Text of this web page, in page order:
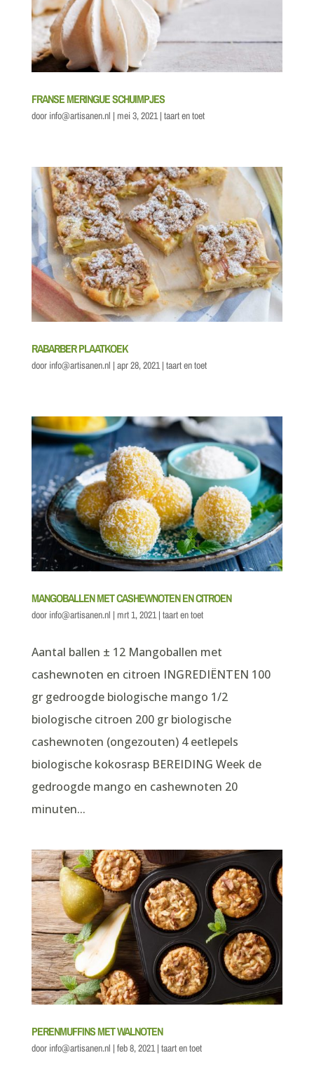
FRANSE MERINGUE SCHUIMPJES
door info@artisanen.nl | mei 3, 2021| taart en toet
RABARBER PLAATKOEK
door info@artisanen.nl | apr 28, 2021| taart en toet
MANGOBALLEN MET CASHEWNOTEN EN CITROEN
door info@artisanen.nl | mrt 1, 2021| taart en toet
Aantal ballen ± 12 Mangoballen met
cashewnoten en citroen INGREDIËNTEN 100
gr gedroogde biologische mango 1/2
biologische citroen 200 gr biologische
cashewnoten (ongezouten) 4 eetlepels
biologische kokosrasp BEREIDING Week de
gedroogde mango en cashewnoten 20
minuten...
PERENMUFFINS MET WALNOTEN
door info@artisanen.nl | feb 8, 2021| taart en toet